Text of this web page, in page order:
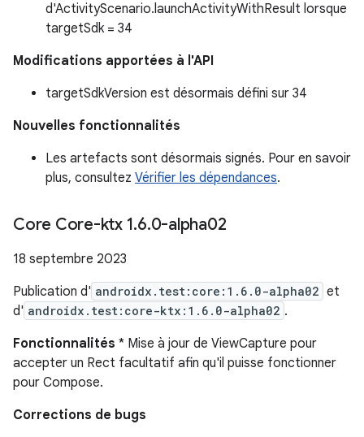
d'ActivityScenario.launchActivityWithResult lorsque
targetSdk = 34
Modifications apportées à l'API
targetSdkVersion est désormais défini sur 34
Nouvelles fonctionnalités
Les artefacts sont désormais signés. Pour en savoir
plus, consultez Vérifier les dépendances.
Core Core-ktx 1.6.0-alpha02
18 septembre 2023
Publication d' androidx.test:core:1.6.0-alpha02 et
d' androidx.test:core-ktx:1.6.0-alpha02 .
Fonctionnalités * Mise à jour de ViewCapture pour
accepter un Rect facultatif afin qu'il puisse fonctionner
pour Compose.
Corrections de bugs